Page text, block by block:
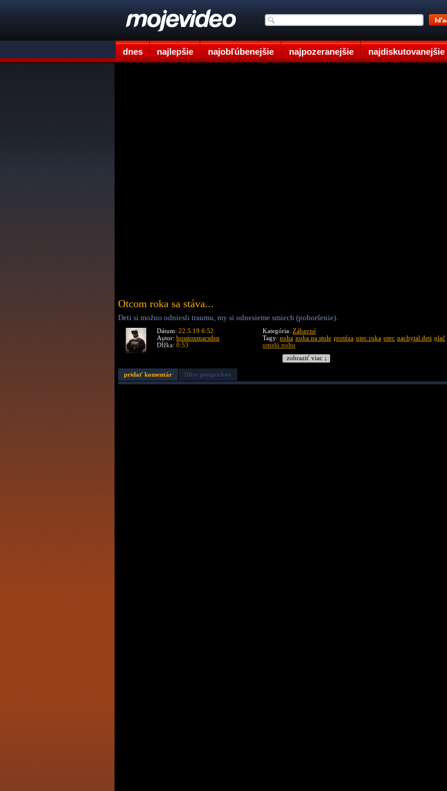
dnes najlepšie najobľúbenejšie najpozeranejšie najdiskutovanejšie
Otcom roka sa stáva...
Deti si možno odniesli traumu, my si odnesieme smiech (pohoršenie).
Dátum: 22.5.19 6:52
Autor: bosstonmarsden
Dĺžka: 0:53
Kategória: Zábavné
Tagy: noha noha na stole protéza otec roka otec nachytal deti plač
umelú nohu
zobraziť viac ↓
pridať komentár filter príspevkov